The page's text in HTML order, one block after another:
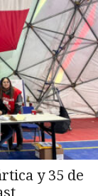
y 35 de